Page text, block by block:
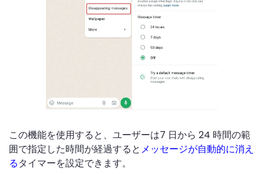
この機能を使用すると、ユーザーは7 日から 24 時間の範
囲で指定した時間が経過するとメッセージが自動的に消え
るタイマーを設定できます。